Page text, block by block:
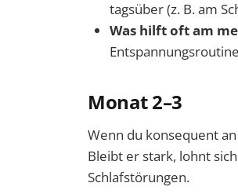
tagsüber (z. B. am
Was hilft oft am
Monat 2–3
Wenn du konsequent
Bleibt er stark, lohnt
Schlafstörungen.